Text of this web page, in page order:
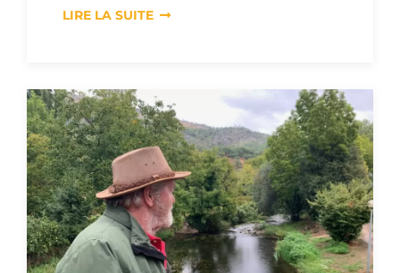
LIRE LA SUITE